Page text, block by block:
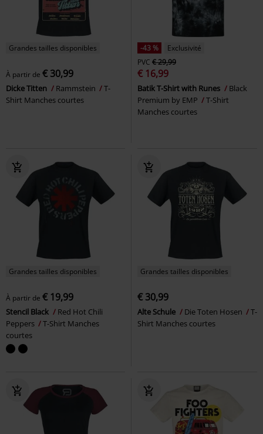
Grandes tailles disponibles
À partir de € 30,99
Dicke Titten Rammstein
T-
Shirt Manches courtes
-43 %
Exclusivité
PVC € 29,99
€ 16,99
Batik T-Shirt with Runes
Black
Premium by EMP
T-Shirt
Manches courtes
Grandes tailles disponibles
À partir de € 19,99
Stencil Black
Red Hot Chili
Peppers
T-Shirt Manches
courtes
Grandes tailles disponibles
€ 30,99
Alte Schule Die Toten Hosen
T-
Shirt Manches courtes